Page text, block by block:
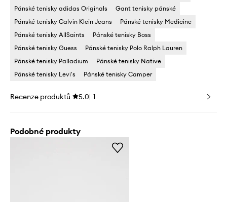
Pánské tenisky adidas Originals
Gant tenisky pánské
Pánské tenisky Calvin Klein Jeans
Pánské tenisky Medicine
Pánské tenisky AllSaints
Pánské tenisky Boss
Pánské tenisky Guess
Pánské tenisky Polo Ralph Lauren
Pánské tenisky Palladium
Pánské tenisky Native
Pánské tenisky Levi's
Pánské tenisky Camper
Recenze produktů 5.0 1
Podobné produkty